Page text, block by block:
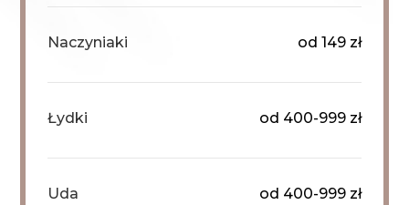
Naczyniaki od 149 zł
Łydki od 400-999 zł
Uda od 400-999 zł